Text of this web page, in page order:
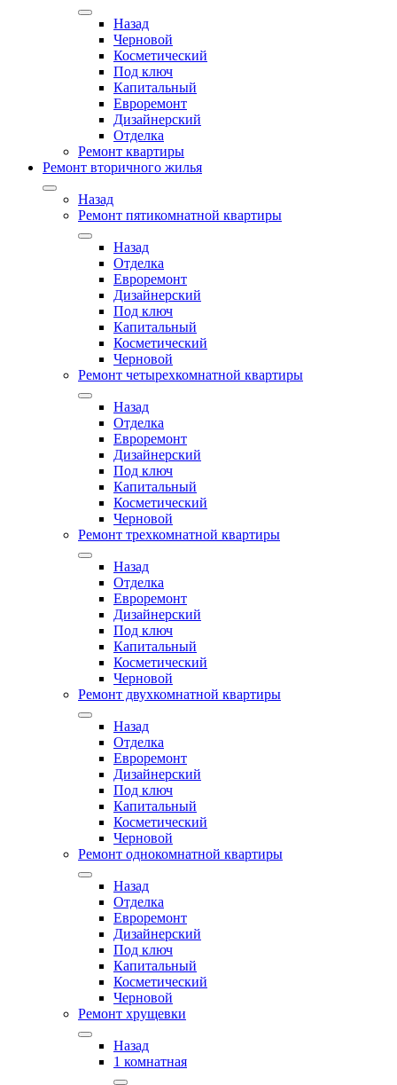
Назад
Черновой
Косметический
Под ключ
Капитальный
Евроремонт
Дизайнерский
Отделка
Ремонт квартиры
Ремонт вторичного жилья
Назад
Ремонт пятикомнатной квартиры
Назад
Отделка
Евроремонт
Дизайнерский
Под ключ
Капитальный
Косметический
Черновой
Ремонт четырехкомнатной квартиры
Назад
Отделка
Евроремонт
Дизайнерский
Под ключ
Капитальный
Косметический
Черновой
Ремонт трехкомнатной квартиры
Назад
Отделка
Евроремонт
Дизайнерский
Под ключ
Капитальный
Косметический
Черновой
Ремонт двухкомнатной квартиры
Назад
Отделка
Евроремонт
Дизайнерский
Под ключ
Капитальный
Косметический
Черновой
Ремонт однокомнатной квартиры
Назад
Отделка
Евроремонт
Дизайнерский
Под ключ
Капитальный
Косметический
Черновой
Ремонт хрущевки
Назад
1 комнатная